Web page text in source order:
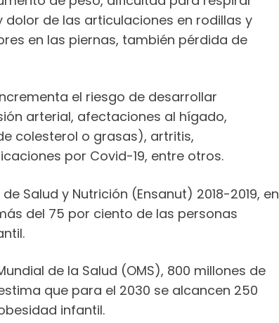
de las articulaciones en rodillas y
en las piernas, también pérdida de
el riesgo de desarrollar
arterial, afectaciones al hígado,
colesterol o grasas), artritis,
por Covid-19, entre otros.
Salud y Nutrición (Ensanut) 2018-2019, en
del 75 por ciento de las personas
de la Salud (OMS), 800 millones de
que para el 2030 se alcancen 250
infantil.